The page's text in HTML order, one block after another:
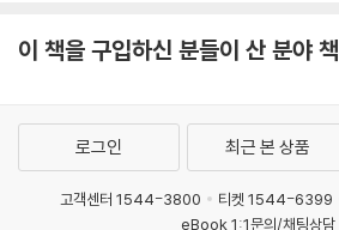
이 책을 구입하신 분들이 산 분야 책
로그인 최근 본 상품
고객센터 1544-3800 티켓 1544-6399
eBook 1:1문의/채팅상담